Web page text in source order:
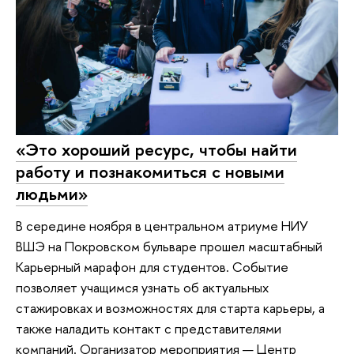
«Это хороший ресурс, чтобы найти
работу и познакомиться с новыми
людьми»
В середине ноября в центральном атриуме НИУ
ВШЭ на Покровском бульваре прошел масштабный
Карьерный марафон для студентов. Событие
позволяет учащимся узнать об актуальных
стажировках и возможностях для старта карьеры, а
также наладить контакт с представителями
компаний. Организатор мероприятия — Центр